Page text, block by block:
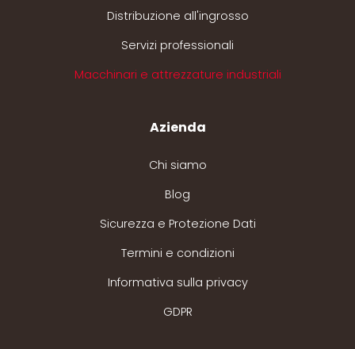
Distribuzione all'ingrosso
Servizi professionali
Macchinari e attrezzature industriali
Azienda
Chi siamo
Blog
Sicurezza e Protezione Dati
Termini e condizioni
Informativa sulla privacy
GDPR